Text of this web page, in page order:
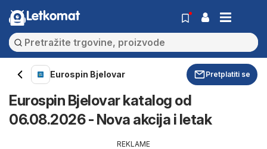
Letkomat
Eurospin Bjelovar Pretplatiti se
Eurospin Bjelovar katalog od
06.08.2026 - Nova akcija i letak
REKLAME